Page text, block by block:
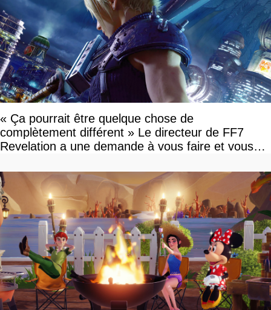
« Ça pourrait être quelque chose de
complètement différent » Le directeur de FF7
Revelation a une demande à vous faire et vous